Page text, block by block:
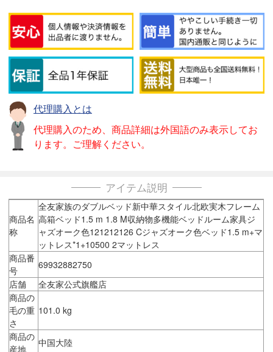
代理購入とは
代理購入のため、商品詳細は外国語のみ表示してお
ります。ご理解ください。
アイテム説明
商品名
称
全友家族のダブルベッド新中華スタイル北欧実木フレーム
高箱ベッド1.5 m 1.8 M収納物多機能ベッドルーム家具ジ
ャズオーク色121212126 Cジャズオーク色ベッド1.5 m+マ
ットレス*1+10500 2マットレス
商品番
号
69932882750
店舗
全友家公式旗艦店
商品の
毛の重
さ
101.0 kg
商品の
産地
中国大陸